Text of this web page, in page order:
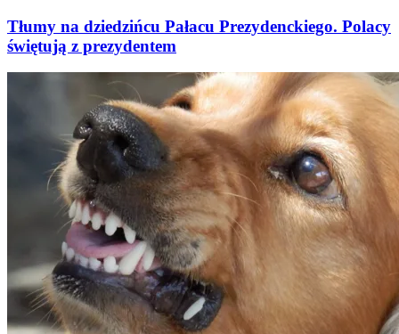
Tłumy na dziedzińcu Pałacu Prezydenckiego. Polacy
świętują z prezydentem